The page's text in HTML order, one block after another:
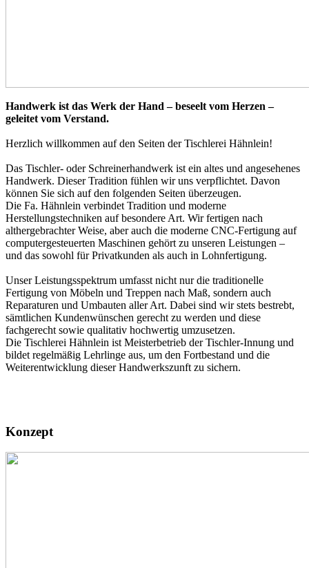
Handwerk ist das Werk der Hand – beseelt vom Herzen –
geleitet vom Verstand.
Herzlich willkommen auf den Seiten der Tischlerei Hähnlein!
Das Tischler- oder Schreinerhandwerk ist ein altes und angesehenes
Handwerk. Dieser Tradition fühlen wir uns verpflichtet. Davon
können Sie sich auf den folgenden Seiten überzeugen.
Die Fa. Hähnlein verbindet Tradition und moderne
Herstellungstechniken auf besondere Art. Wir fertigen nach
althergebrachter Weise, aber auch die moderne CNC-Fertigung auf
computergesteuerten Maschinen gehört zu unseren Leistungen –
und das sowohl für Privatkunden als auch in Lohnfertigung.
Unser Leistungsspektrum umfasst nicht nur die traditionelle
Fertigung von Möbeln und Treppen nach Maß, sondern auch
Reparaturen und Umbauten aller Art. Dabei sind wir stets bestrebt,
sämtlichen Kundenwünschen gerecht zu werden und diese
fachgerecht sowie qualitativ hochwertig umzusetzen.
Die Tischlerei Hähnlein ist Meisterbetrieb der Tischler-Innung und
bildet regelmäßig Lehrlinge aus, um den Fortbestand und die
Weiterentwicklung dieser Handwerkszunft zu sichern.
Konzept